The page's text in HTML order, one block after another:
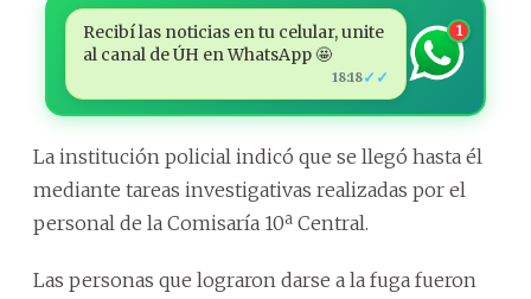
Recibí las noticias en tu celular, unite
al canal de ÚH en WhatsApp 🤩
18:18✓✓
1
La institución policial indicó que se llegó hasta él
mediante tareas investigativas realizadas por el
personal de la Comisaría 10ª Central.
Las personas que lograron darse a la fuga fueron